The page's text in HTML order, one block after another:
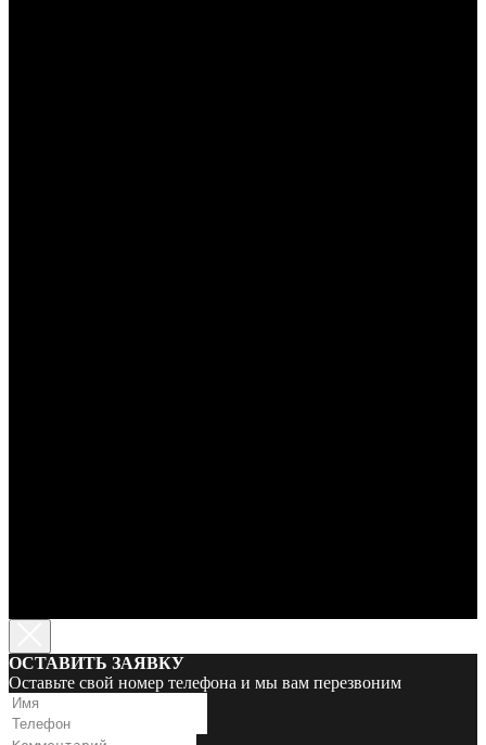
ОСТАВИТЬ ЗАЯВКУ
Оставьте свой номер телефона и мы вам перезвоним